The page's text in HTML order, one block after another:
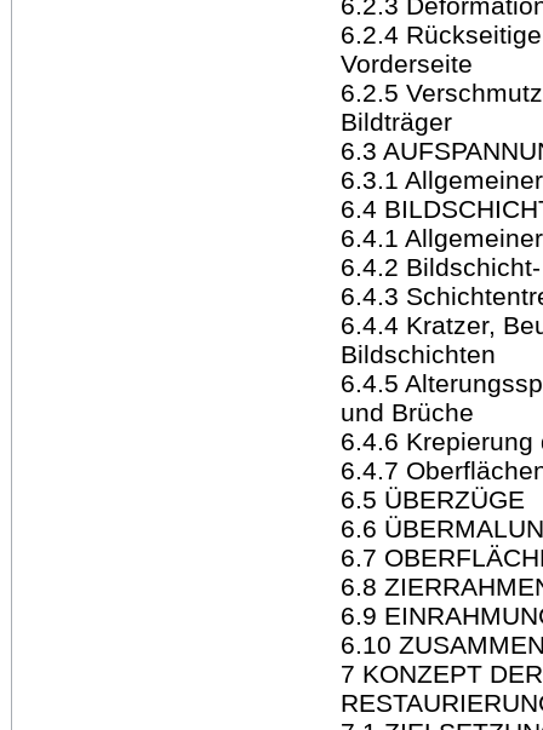
6.2.4
Vorderseite
6.2.5
Bildträger
6.3
6.3.1
6.4
6.4.1
6.4.2
6.4.3
6.4.4 Kratzer,
Bildschichten
6.4.5
und Brüche
6.4.6
6.4.7
6.5 ÜBERZÜGE
6.6
6.7
6.8
6.9
6.10
7 KONZEPT